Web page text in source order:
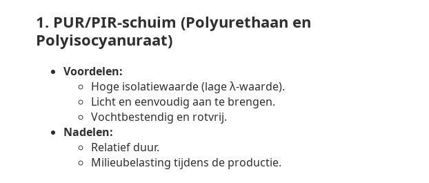
1. PUR/PIR-schuim (Polyurethaan en
Polyisocyanuraat)
Voordelen:
Hoge isolatiewaarde (lage λ-waarde).
Licht en eenvoudig aan te brengen.
Vochtbestendig en rotvrij.
Nadelen:
Relatief duur.
Milieubelasting tijdens de productie.